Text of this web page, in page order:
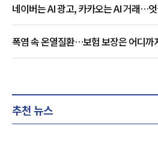
네이버는 AI 광고, 카카오는 AI 거래…
폭염 속 온열질환…보험 보장은 어디까
추천 뉴스